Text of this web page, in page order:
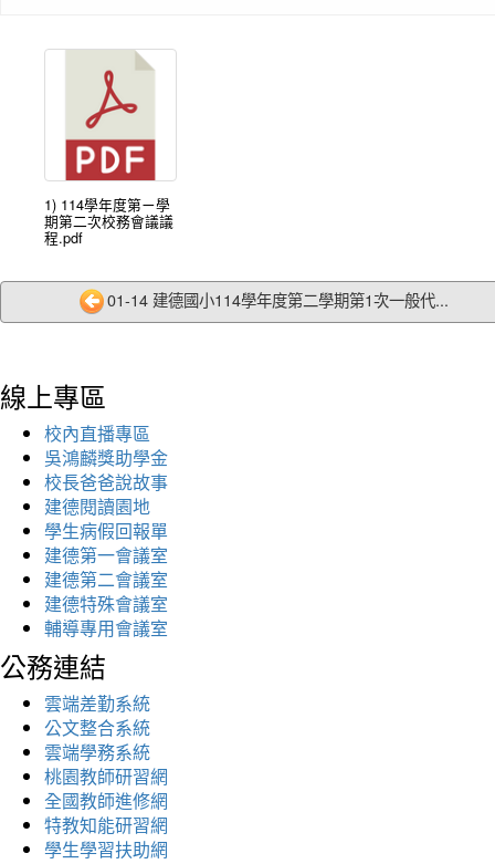
1) 114學年度第ㄧ學
期第二次校務會議議
程.pdf
01-14 建德國小114學年度第二學期第1次一般代...
線上專區
校內直播專區
吳鴻麟獎助學金
校長爸爸說故事
建德閱讀園地
學生病假回報單
建德第一會議室
建德第二會議室
建德特殊會議室
輔導專用會議室
公務連結
雲端差勤系統
公文整合系統
雲端學務系統
桃園教師研習網
全國教師進修網
特教知能研習網
學生學習扶助網